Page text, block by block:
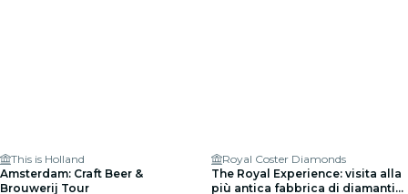
This is Holland
Amsterdam: Craft Beer &
Brouwerij Tour
Royal Coster Diamonds
The Royal Experience: visita alla
più antica fabbrica di diamanti